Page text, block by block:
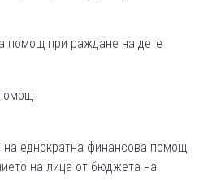
помощ при раждане на дете
на еднократна финансова помощ
на лица от бюджета на